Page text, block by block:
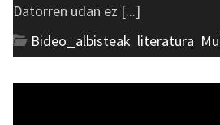
Datorren udan ez [...]
Bideo_albisteak literatura